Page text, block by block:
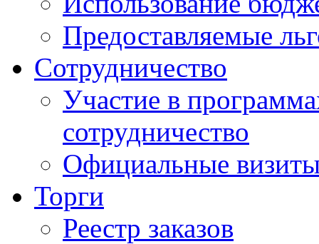
Предоставляемые
Сотрудничество
Участие в
сотрудничество
Официальные
Торги
Реестр заказов